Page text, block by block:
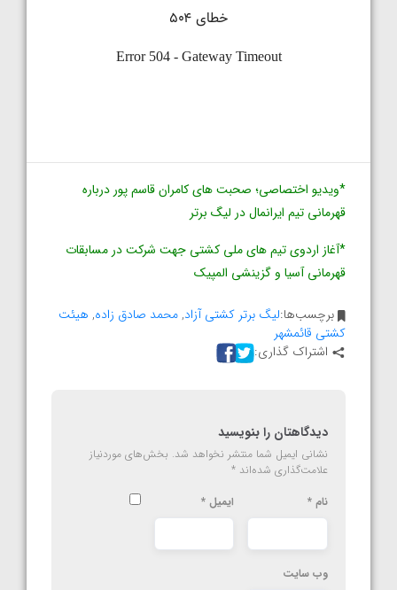
*ویدیو اختصاصی؛ صحبت های کامران قاسم پور درباره
قهرمانی تیم ایرانمال در لیگ برتر
*آغاز اردوی تیم های ملی کشتی جهت شرکت در مسابقات
قهرمانی آسیا و گزینشی المپیک
برچسب‌ها:لیگ برتر کشتی آزاد,محمد صادق زاده, هيئت
کشتی قائمشهر
اشتراک گذاری:
دیدگاهتان را بنویسید
نشانی ایمیل شما منتشر نخواهد شد. بخش‌های موردنیاز
علامت‌گذاری شده‌اند *
نام * ایمیل *
وب‌ سایت